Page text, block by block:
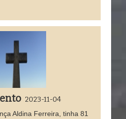
2023-11-04
Aldina Ferreira, tinha 81